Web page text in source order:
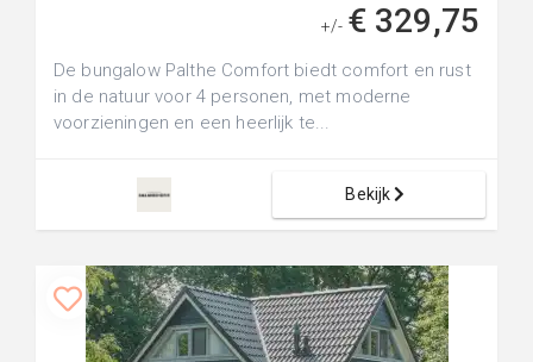
+/- € 329,75
De bungalow Palthe Comfort biedt comfort en rust
in de natuur voor 4 personen, met moderne
voorzieningen en een heerlijk te...
Bekijk